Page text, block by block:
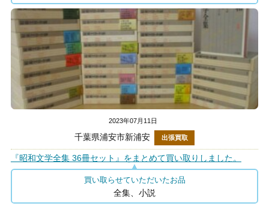
2023年07月11日
千葉県浦安市新浦安 出張買取
『昭和文学全集 36冊セット』をまとめて買い取りしました。
買い取らせていただいたお品
全集、小説